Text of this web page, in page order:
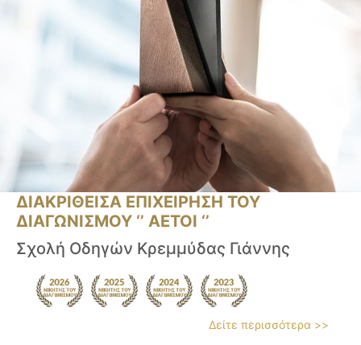
ΔΙΑΚΡΙΘΕΙΣΑ ΕΠΙΧΕΙΡΗΣΗ ΤΟΥ
ΔΙΑΓΩΝΙΣΜΟΥ ‘’ ΑΕΤΟΙ ‘’
Σχολή Οδηγών Κρεμμύδας Γιάννης
Δείτε περισσότερα >>